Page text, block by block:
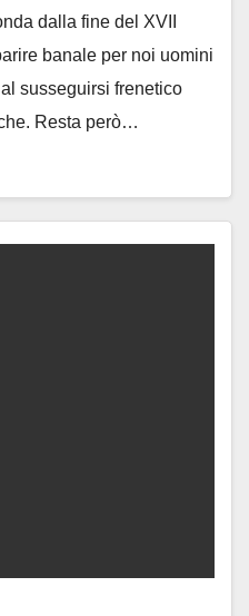
dalla fine del XVII
banale per noi uomini
susseguirsi frenetico
Resta però…